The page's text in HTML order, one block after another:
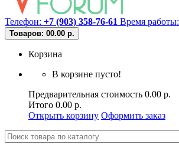
Телефон: +7 (903) 358-76-61 Время работы:
Товаров: 00.00 р.
Корзина
В корзине пусто!
Предварительная стоимость 0.00 р.
Итого 0.00 р.
Открыть корзину Оформить заказ